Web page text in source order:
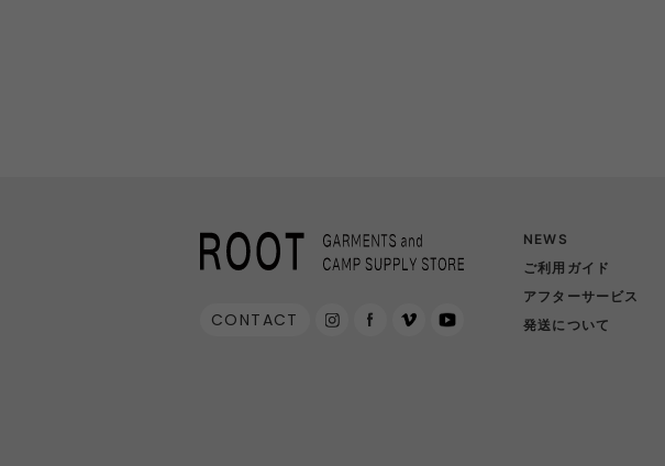
CONTACT
NEWS
ご利用ガイド
アフターサービス
発送について